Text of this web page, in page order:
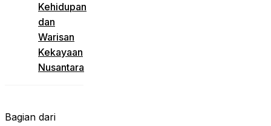
Kehidupan
dan
Warisan
Kekayaan
Nusantara
Bagian dari